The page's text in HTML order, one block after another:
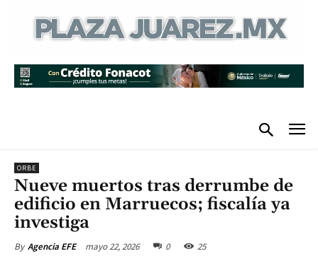
ORBE
Nueve muertos tras derrumbe de
edificio en Marruecos; fiscalía ya
investiga
By Agencia EFE mayo 22, 2026 0 25